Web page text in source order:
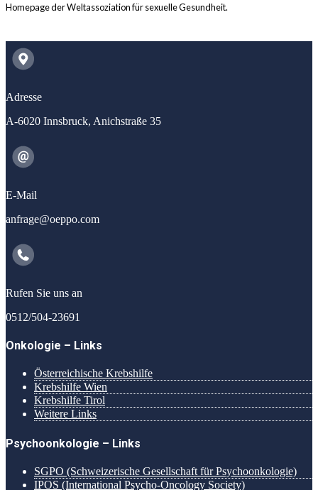
Homepage der Weltassoziation für sexuelle Gesundheit.
Adresse
A-6020 Innsbruck, Anichstraße 35
E-Mail
anfrage@oeppo.com
Rufen Sie uns an
0512/504-23691
Onkologie – Links
Österreichische Krebshilfe
Krebshilfe Wien
Krebshilfe Tirol
Weitere Links
Psychoonkologie – Links
SGPO (Schweizerische Gesellschaft für Psychoonkologie)
IPOS (International Psycho-Oncology Society)